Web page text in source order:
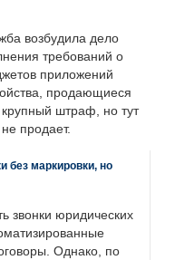
возбудила дело
требований о
приложений
продающиеся
штраф, но тут
продает.
без маркировки, но
звонки юридических
Однако, по